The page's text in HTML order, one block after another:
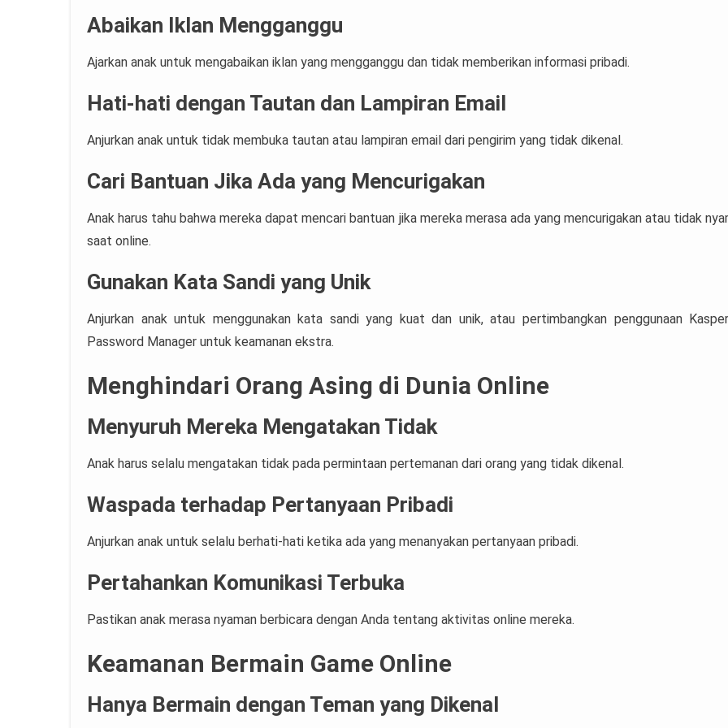
Abaikan Iklan Mengganggu
Ajarkan anak untuk mengabaikan iklan yang mengganggu dan tidak memberikan informasi pribadi.
Hati-hati dengan Tautan dan Lampiran Email
Anjurkan anak untuk tidak membuka tautan atau lampiran email dari pengirim yang tidak dikenal.
Cari Bantuan Jika Ada yang Mencurigakan
Anak harus tahu bahwa mereka dapat mencari bantuan jika mereka merasa ada yang mencurigakan atau tidak
saat online.
Gunakan Kata Sandi yang Unik
Anjurkan anak untuk menggunakan kata sandi yang kuat dan unik, atau pertimbangkan penggunaan
Password Manager untuk keamanan ekstra.
Menghindari Orang Asing di Dunia Online
Menyuruh Mereka Mengatakan Tidak
Anak harus selalu mengatakan tidak pada permintaan pertemanan dari orang yang tidak dikenal.
Waspada terhadap Pertanyaan Pribadi
Anjurkan anak untuk selalu berhati-hati ketika ada yang menanyakan pertanyaan pribadi.
Pertahankan Komunikasi Terbuka
Pastikan anak merasa nyaman berbicara dengan Anda tentang aktivitas online mereka.
Keamanan Bermain Game Online
Hanya Bermain dengan Teman yang Dikenal